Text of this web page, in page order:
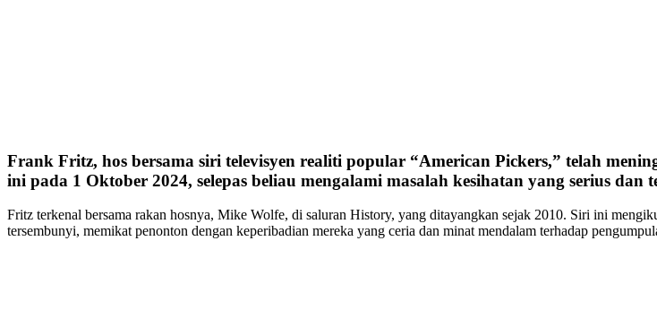
Frank Fritz, hos bersama siri televisyen realiti popular “American Pickers,” telah
ini pada 1 Oktober 2024, selepas beliau mengalami masalah kesihatan yang serius
Fritz terkenal bersama rakan hosnya, Mike Wolfe, di saluran History, yang ditayangkan sejak 2010. Siri ini
tersembunyi, memikat penonton dengan keperibadian mereka yang ceria dan minat mendalam terhadap